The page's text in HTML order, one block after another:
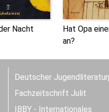
Nacht
Hat Opa
an?
Deutscher
Fachzeitschrift Julit
IBBY - Internationales